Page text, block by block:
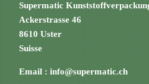
Supermatic
Ackerstrasse 46
8610 Uster
Suisse
Email : info@supermatic.ch